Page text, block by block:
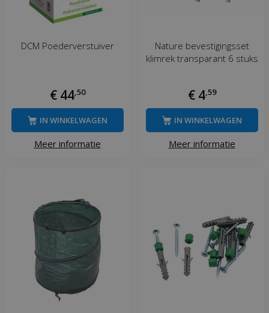
DCM Poederverstuiver
€ 44,50
Meer informatie
IN WINKELWAGEN
Nature bevestigingsset
klimrek transparant 6 stuks
€ 4,59
Meer informatie
IN WINKELWAGEN